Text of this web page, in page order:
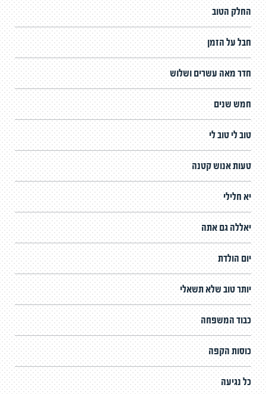
החלק הטוב
חבל על הזמן
חדר מאה עשרים ושלוש
חמש שנים
טוב לי טוב לי
טעות אנוש קטנה
יא חלילי
יאללה גם אתה
יום הולדת
יותר טוב שלא תשאלי
כבוד המשפחה
כוסות הקפה
כל נגיעה